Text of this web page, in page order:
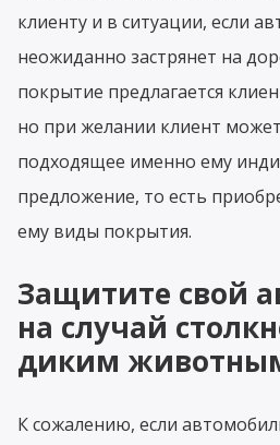
клиенту и в ситуации, если
неожиданно застрянет на
покрытие предлагается
но при желании клиент
подходящее именно ему
предложение, то есть
ему виды покрытия.
Защитите свой
на случай
диким
К сожалению, если